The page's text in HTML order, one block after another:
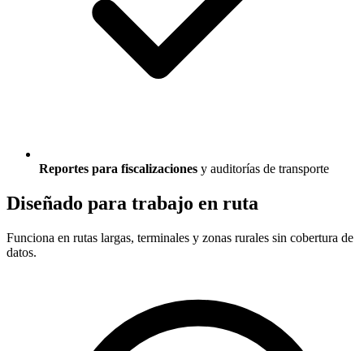
Reportes para fiscalizaciones y auditorías de transporte
Diseñado para trabajo en ruta
Funciona en rutas largas, terminales y zonas rurales sin cobertura de
datos.